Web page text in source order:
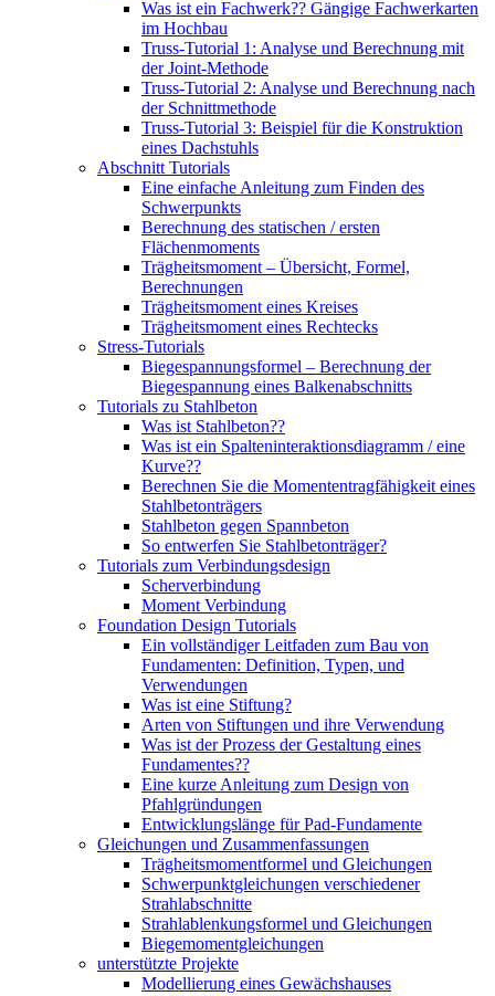
Was ist ein Fachwerk?? Gängige Fachwerkarten
im Hochbau
Truss-Tutorial 1: Analyse und Berechnung mit
der Joint-Methode
Truss-Tutorial 2: Analyse und Berechnung nach
der Schnittmethode
Truss-Tutorial 3: Beispiel für die Konstruktion
eines Dachstuhls
Abschnitt Tutorials
Eine einfache Anleitung zum Finden des
Schwerpunkts
Berechnung des statischen / ersten
Flächenmoments
Trägheitsmoment – ​​Übersicht, Formel,
Berechnungen
Trägheitsmoment eines Kreises
Trägheitsmoment eines Rechtecks
Stress-Tutorials
Biegespannungsformel – Berechnung der
Biegespannung eines Balkenabschnitts
Tutorials zu Stahlbeton
Was ist Stahlbeton??
Was ist ein Spalteninteraktionsdiagramm / eine
Kurve??
Berechnen Sie die Momententragfähigkeit eines
Stahlbetonträgers
Stahlbeton gegen Spannbeton
So entwerfen Sie Stahlbetonträger?
Tutorials zum Verbindungsdesign
Scherverbindung
Moment Verbindung
Foundation Design Tutorials
Ein vollständiger Leitfaden zum Bau von
Fundamenten: Definition, Typen, und
Verwendungen
Was ist eine Stiftung?
Arten von Stiftungen und ihre Verwendung
Was ist der Prozess der Gestaltung eines
Fundamentes??
Eine kurze Anleitung zum Design von
Pfahlgründungen
Entwicklungslänge für Pad-Fundamente
Gleichungen und Zusammenfassungen
Trägheitsmomentformel und Gleichungen
Schwerpunktgleichungen verschiedener
Strahlabschnitte
Strahlablenkungsformel und Gleichungen
Biegemomentgleichungen
unterstützte Projekte
Modellierung eines Gewächshauses